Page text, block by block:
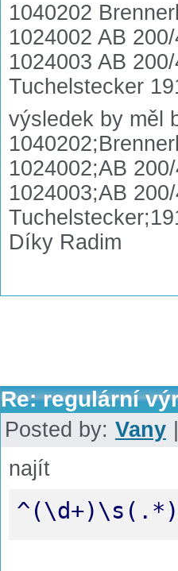
1040202
1024002 AB
1024003 AB
Tuchelstecker
výsledek by měl
1024002;AB
1024003;AB
Díky Radim
Re: regulární
Posted by: Vany
najít